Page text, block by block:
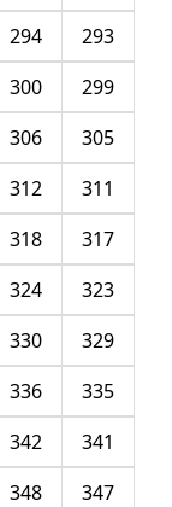
293
294
299
300
305
306
311
312
317
318
323
324
329
330
335
336
341
342
347
348